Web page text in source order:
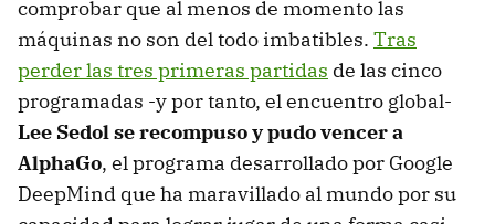
comprobar que al menos de momento las
máquinas no son del todo imbatibles. Tras
perder las tres primeras partidas de las cinco
programadas -y por tanto, el encuentro global-
Lee Sedol se recompuso y pudo vencer a
AlphaGo, el programa desarrollado por Google
DeepMind que ha maravillado al mundo por su